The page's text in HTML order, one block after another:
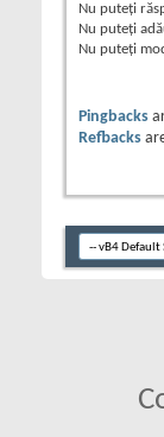
Nu puteţi
Nu puteţi
Nu puteţi
Pingbacks
Refbacks